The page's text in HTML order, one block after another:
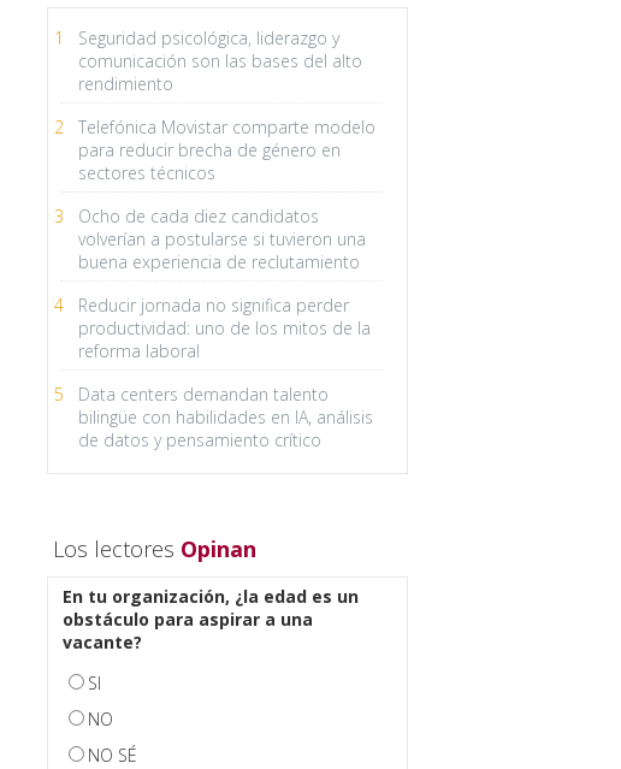
1
Seguridad psicológica, liderazgo y
comunicación son las bases del alto
rendimiento
2
Telefónica Movistar comparte modelo
para reducir brecha de género en
sectores técnicos
3
Ocho de cada diez candidatos
volverían a postularse si tuvieron una
buena experiencia de reclutamiento
4
Reducir jornada no significa perder
productividad: uno de los mitos de la
reforma laboral
5
Data centers demandan talento
bilingüe con habilidades en IA, análisis
de datos y pensamiento crítico
Los lectores Opinan
En tu organización, ¿la edad es un
obstáculo para aspirar a una
vacante?
SI
NO
NO SÉ